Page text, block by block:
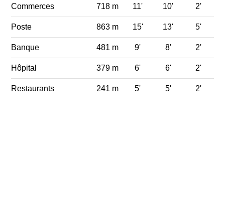
Commerces 718 m 11' 10' 2'
Poste 863 m 15' 13' 5'
Banque 481 m 9' 8' 2'
Hôpital 379 m 6' 6' 2'
Restaurants 241 m 5' 5' 2'